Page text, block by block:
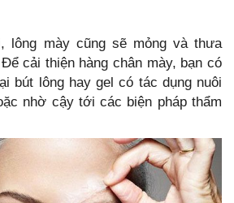
lông mày cũng sẽ mỏng và thưa
cải thiện hàng chân mày, bạn có
bút lông hay gel có tác dụng nuôi
nhờ cậy tới các biện pháp thẩm